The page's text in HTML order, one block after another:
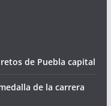
de Puebla capital
de la carrera